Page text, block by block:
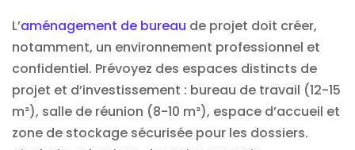
L’aménagement de bureau de projet doit créer,
notamment, un environnement professionnel et
confidentiel. Prévoyez des espaces distincts de
projet et d’investissement : bureau de travail (12-15
m²), salle de réunion (8-10 m²), espace d’accueil et
zone de stockage sécurisée pour les dossiers.